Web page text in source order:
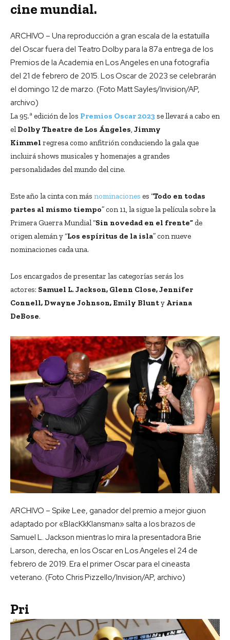
cine mundial.
ARCHIVO – Una reproducción a gran escala de la estatuilla
del Oscar fuera del Teatro Dolby para la 87a entrega de los
Premios de la Academia en Los Angeles en una fotografía
del 21 de febrero de 2015. Los Oscar de 2023 se celebrarán
el domingo 12 de marzo. (Foto Matt Sayles/Invision/AP,
archivo)
La 95.ª edición de los Premios Oscar 2023 se llevará a cabo en
el Dolby Theatre de Los Ángeles Jimmy
Kimmel regresa como anfitrión conduciendo la gala que
incluirá shows musicales y homenajes a grandes
personalidades del mundo del cine.
Este año la cinta con más nominaciones es “Todo en todas
partes al mismo tiempo” con 11, la sigue la película sobre la
Primera Guerra Mundial “Sin novedad en el frente”de
origen alemán y “Los espíritus de la isla” con nueve
nominaciones cada una.
Los encargados de presentar las categorías serás los
actores: Samuel L. Jackson, Glenn Close, Jennifer
Connell, Dwayne Johnson, Emily Blunty Ariana
DeBose.
ARCHIVO – Spike Lee, ganador del premio a mejor giuon
adaptado por «BlacKkKlansman» salta a los brazos de
Samuel L. Jackson mientras lo mira la presentadora Brie
Larson, derecha, en los Oscar en Los Angeles el 24 de
febrero de 2019. Era el primer Oscar para el cineasta
veterano. (Foto Chris Pizzello/Invision/AP, archivo)
Pri